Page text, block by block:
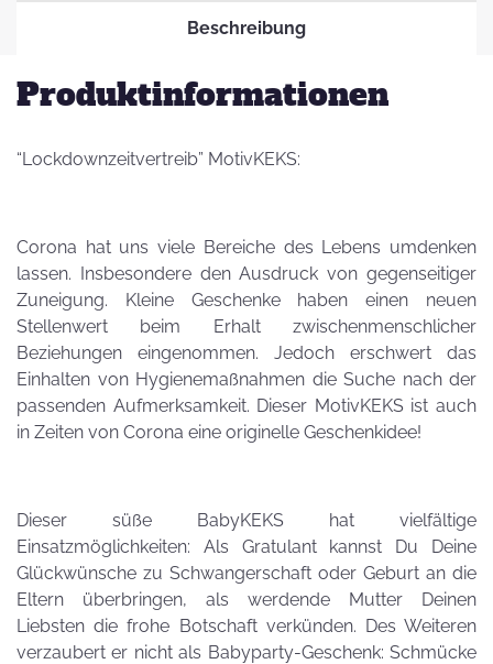
Beschreibung
Produktinformationen
“Lockdownzeitvertreib” MotivKEKS:
Corona hat uns viele Bereiche des Lebens umdenken
lassen. Insbesondere den Ausdruck von gegenseitiger
Zuneigung. Kleine Geschenke haben einen neuen
Stellenwert beim Erhalt zwischenmenschlicher
Beziehungen eingenommen. Jedoch erschwert das
Einhalten von Hygienemaßnahmen die Suche nach der
passenden Aufmerksamkeit. Dieser MotivKEKS ist auch
in Zeiten von Corona eine originelle Geschenkidee!
Dieser süße BabyKEKS hat vielfältige
Einsatzmöglichkeiten: Als Gratulant kannst Du Deine
Glückwünsche zu Schwangerschaft oder Geburt an die
Eltern überbringen, als werdende Mutter Deinen
Liebsten die frohe Botschaft verkünden. Des Weiteren
verzaubert er nicht als Babyparty-Geschenk: Schmücke